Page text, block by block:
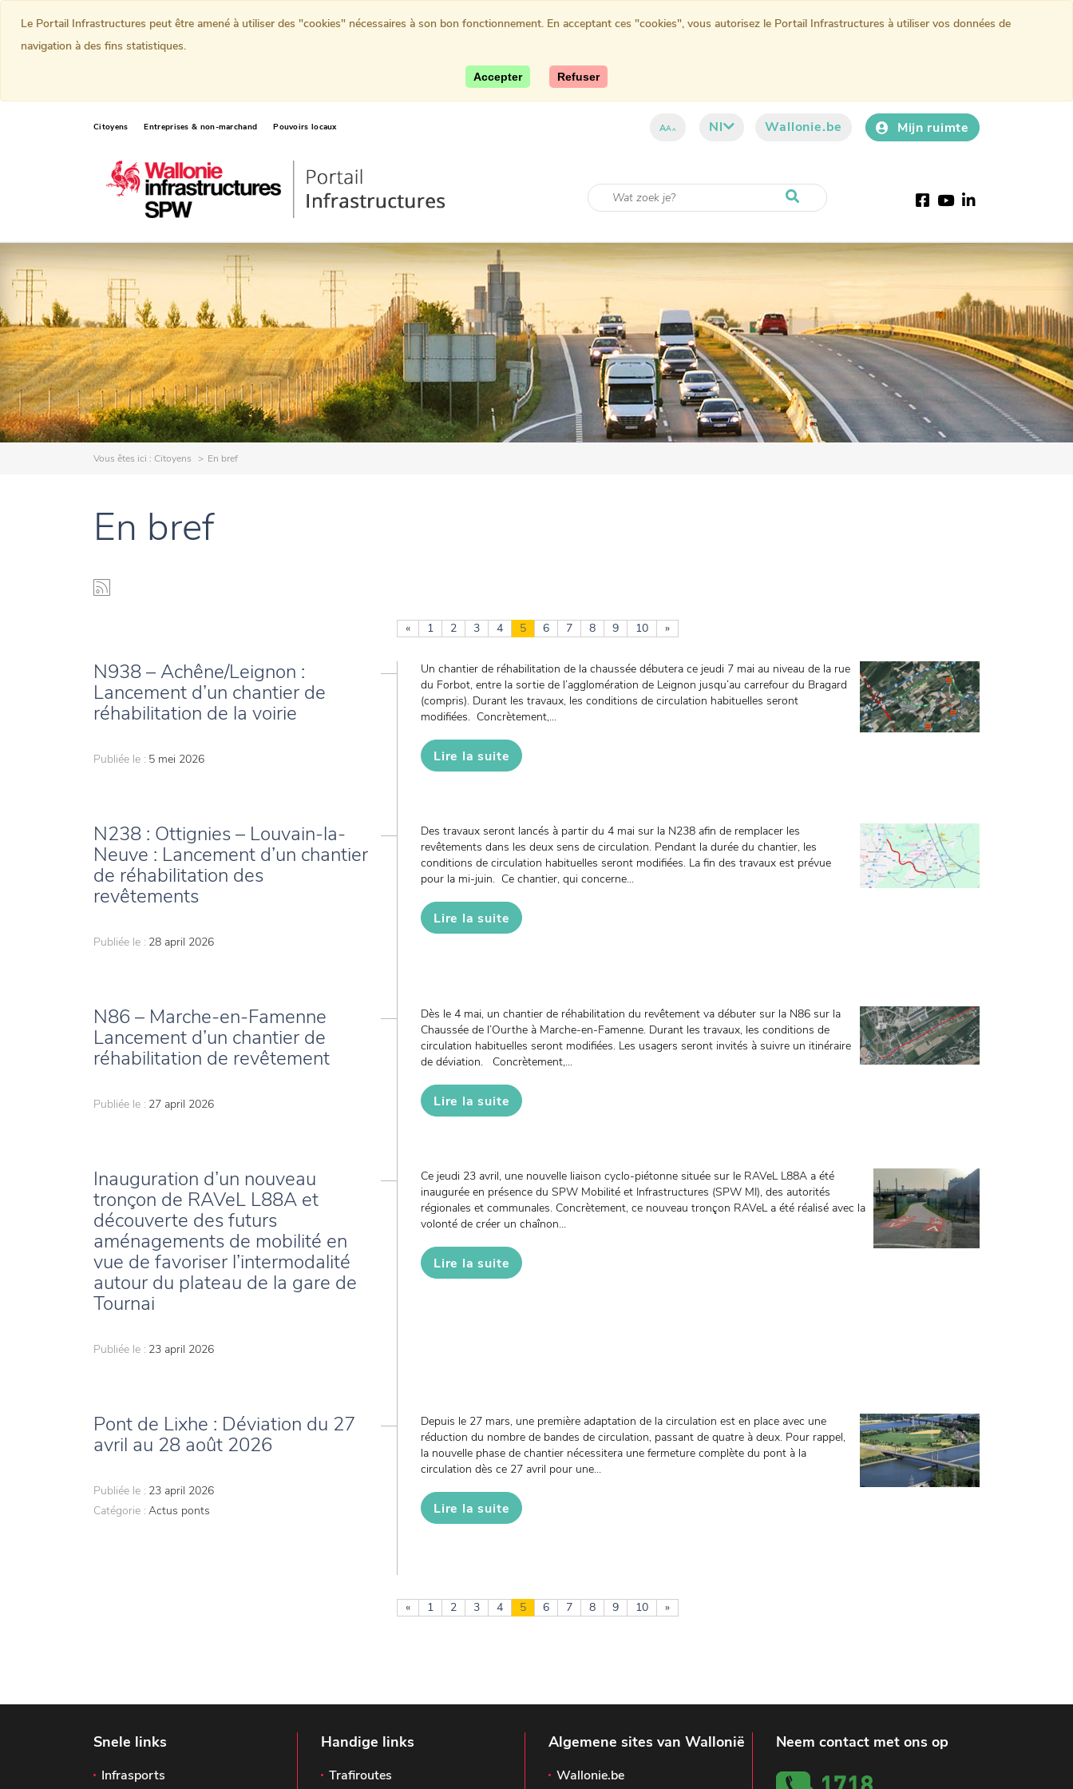
Citoyens Entreprises & non-marchand Pouvoirs locaux AAA Nl Wallonie.be Mijn ruimte
Facebook
YouTube
LinkedIn
Vous êtes ici : Citoyens En bref
En bref
« 1 2 3 4 5 6 7 8 9 10 »
N938 – Achêne/Leignon :
Lancement d’un chantier de
réhabilitation de la voirie
Publiée le : 5 mei 2026
Un chantier de réhabilitation de la chaussée débutera ce jeudi 7 mai au niveau de la rue
du Forbot, entre la sortie de l’agglomération de Leignon jusqu’au carrefour du Bragard
(compris). Durant les travaux, les conditions de circulation habituelles seront
modifiées. Concrètement,...
Lire la suite
N238 : Ottignies – Louvain-la-
Neuve : Lancement d’un chantier
de réhabilitation des
revêtements
Publiée le : 28 april 2026
Des travaux seront lancés à partir du 4 mai sur la N238 afin de remplacer les
revêtements dans les deux sens de circulation. Pendant la durée du chantier, les
conditions de circulation habituelles seront modifiées. La fin des travaux est prévue
pour la mi-juin. Ce chantier, qui concerne...
Lire la suite
N86 – Marche-en-Famenne
Lancement d’un chantier de
réhabilitation de revêtement
Publiée le : 27 april 2026
Dès le 4 mai, un chantier de réhabilitation du revêtement va débuter sur la N86 sur la
Chaussée de l’Ourthe à Marche-en-Famenne. Durant les travaux, les conditions de
circulation habituelles seront modifiées. Les usagers seront invités à suivre un itinéraire
de déviation. Concrètement,...
Lire la suite
Inauguration d’un nouveau
tronçon de RAVeL L88A et
découverte des futurs
aménagements de mobilité en
vue de favoriser l’intermodalité
autour du plateau de la gare de
Tournai
Publiée le : 23 april 2026
Ce jeudi 23 avril, une nouvelle liaison cyclo-piétonne située sur le RAVeL L88A a été
inaugurée en présence du SPW Mobilité et Infrastructures (SPW MI), des autorités
régionales et communales. Concrètement, ce nouveau tronçon RAVeL a été réalisé avec la
volonté de créer un chaînon...
Lire la suite
Pont de Lixhe : Déviation du 27
avril au 28 août 2026
Publiée le : 23 april 2026
Catégorie : Actus ponts
Depuis le 27 mars, une première adaptation de la circulation est en place avec une
réduction du nombre de bandes de circulation, passant de quatre à deux. Pour rappel,
la nouvelle phase de chantier nécessitera une fermeture complète du pont à la
circulation dès ce 27 avril pour une...
Lire la suite
« 1 2 3 4 5 6 7 8 9 10 »
Snele links
Infrasports
Handige links
Trafiroutes
Algemene sites van Wallonië
Wallonie.be
Neem contact met ons op
Le Portail Infrastructures peut être amené à utiliser des "cookies" nécessaires à son bon fonctionnement. En acceptant ces "cookies", vous autorisez le Portail Infrastructures à utiliser vos données de
navigation à des fins statistiques.
Accepter Refuser